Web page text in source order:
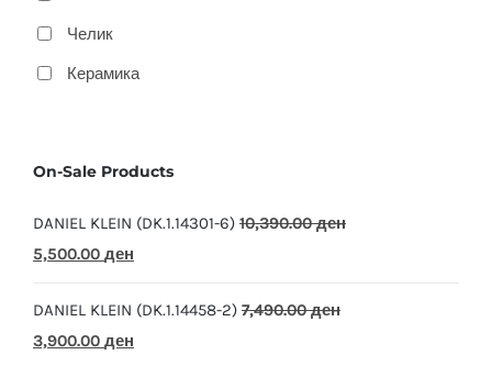
Челик
Керамика
On-Sale Products
DANIEL KLEIN (DK.1.14301-6) 10,390.00ден
Original
was:
10,390.00 ден.
5,500.00 ден
is:
5,500.00 ден.
DANIEL KLEIN (DK.1.14458-2) 7,490.00ден
Original
3,900.00 ден